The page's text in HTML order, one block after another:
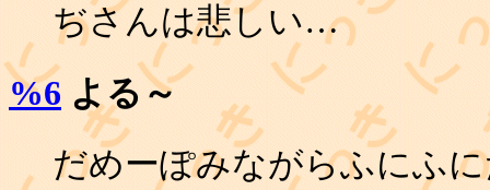
ぢさんは悲しい…
%6 よる～
だめーぽみながらふにふ